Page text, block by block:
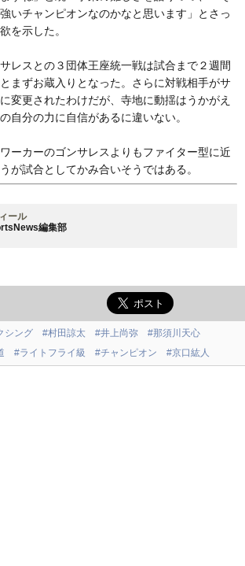
いチャンピオンなのかなと思います」とさっ
を示した。
レスとの３団体王座統一戦は試合まで２週間
まずお蔵入りとなった。さらに対戦相手がサ
変更されたわけだが、寺地に動揺はうかがえ
自分の力に自信があるに違いない。
ーカーのゴンサレスよりもファイター型に近
が試合としてかみ合いそうではある。
ール
編集部
シング #村田諒太 #井上尚弥
#那須川天心
#ライトフライ級 #チャンピオン #京口紘人